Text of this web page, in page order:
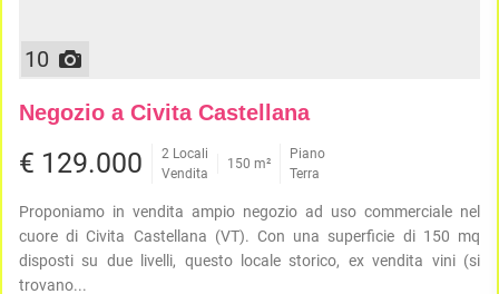
MONOLOCALI
BILOCALI
TRILOCALI
LABORATORI
COMMERCIALI
MAGAZZINI
NEGOZI
FREQUENTI
APPARTAMENTI
ARREDATI
APPARTAMENTI
PIANO
TERRA
10
Negozio a Civita Castellana
€ 129.000
2 Locali
Vendita
150 m²
Piano
Terra
Proponiamo in vendita ampio negozio ad uso commerciale nel
cuore di Civita Castellana (VT). Con una superficie di 150 mq
disposti su due livelli, questo locale storico, ex vendita vini (si
trovano...